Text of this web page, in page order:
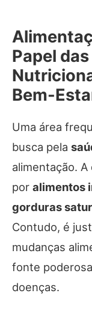
Papel
Bem-
Uma área
busca pela
alimentação.
por alimentos
gorduras
Contudo, é
mudanças
fonte
doenças.